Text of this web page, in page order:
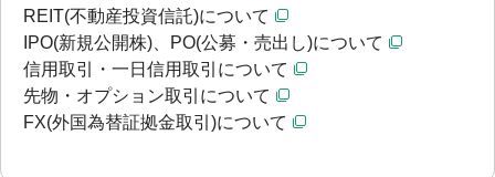
REIT(不動産投資信託)について
IPO(新規公開株)、PO(公募・売出し)について
信用取引・一日信用取引について
先物・オプション取引について
FX(外国為替証拠金取引)について